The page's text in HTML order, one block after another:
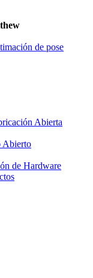
de pose
Abierta
Abierto
de Hardware